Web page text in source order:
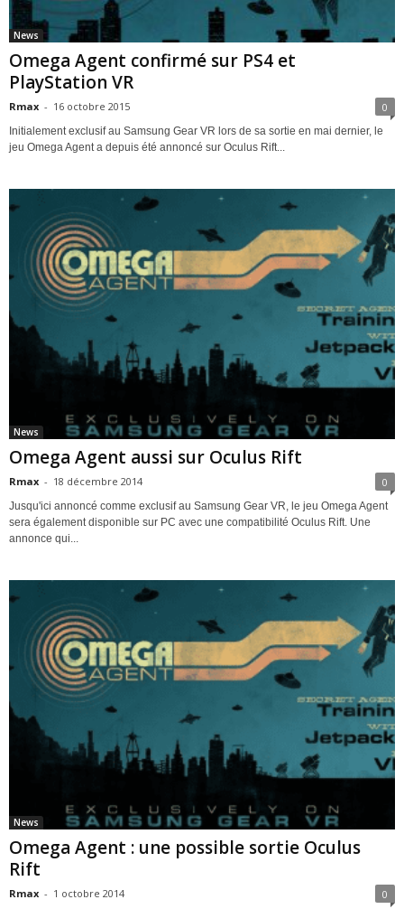
News
Omega Agent confirmé sur PS4 et
PlayStation VR
Rmax - 16 octobre 2015 0
Initialement exclusif au Samsung Gear VR lors de sa sortie en mai dernier, le
jeu Omega Agent a depuis été annoncé sur Oculus Rift...
News
Omega Agent aussi sur Oculus Rift
Rmax - 18 décembre 2014 0
Jusqu'ici annoncé comme exclusif au Samsung Gear VR, le jeu Omega Agent
sera également disponible sur PC avec une compatibilité Oculus Rift. Une
annonce qui...
News
Omega Agent : une possible sortie Oculus
Rift
Rmax - 1 octobre 2014 0